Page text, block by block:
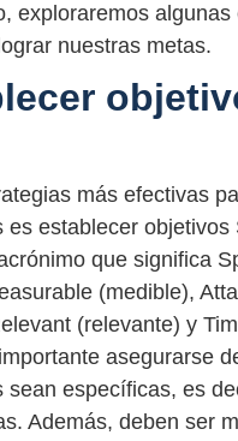
exploraremos algunas
nuestras metas.
más efectivas
es establecer objetivos
que significa
(medible),
(relevante) y
asegurarse
sean específicas, es
Además, deben ser